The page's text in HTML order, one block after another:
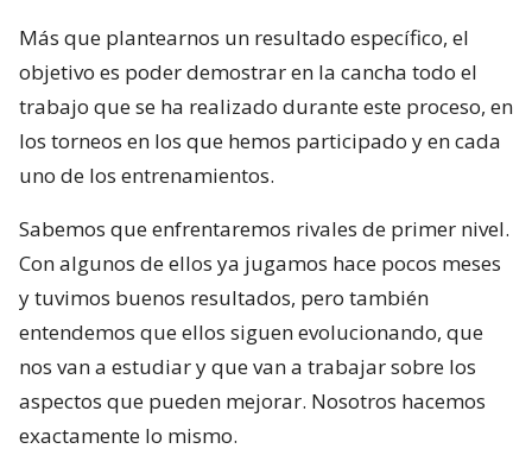
Más que plantearnos un resultado específico, el
objetivo es poder demostrar en la cancha todo el
trabajo que se ha realizado durante este proceso, en
los torneos en los que hemos participado y en cada
uno de los entrenamientos.
Sabemos que enfrentaremos rivales de primer nivel.
Con algunos de ellos ya jugamos hace pocos meses
y tuvimos buenos resultados, pero también
entendemos que ellos siguen evolucionando, que
nos van a estudiar y que van a trabajar sobre los
aspectos que pueden mejorar. Nosotros hacemos
exactamente lo mismo.